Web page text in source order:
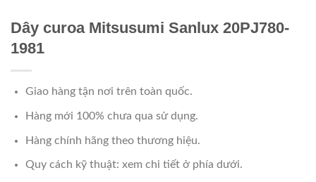
Dây curoa Mitsusumi Sanlux 20PJ780-
1981
Giao hàng tận nơi trên toàn quốc.
Hàng mới 100% chưa qua sử dụng.
Hàng chính hãng theo thương hiệu.
Quy cách kỹ thuật: xem chi tiết ở phía dưới.